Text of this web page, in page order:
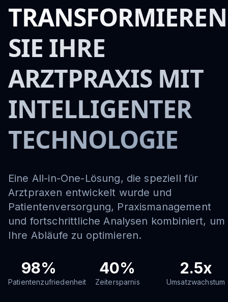
TRANSFORMIEREN
SIE IHRE
ARZTPRAXIS MIT
INTELLIGENTER
TECHNOLOGIE
Eine All-in-One-Lösung, die speziell für
Arztpraxen entwickelt wurde und
Patientenversorgung, Praxismanagement
und fortschrittliche Analysen kombiniert, um
Ihre Abläufe zu optimieren.
98%
Patientenzufriedenheit
40%
Zeitersparnis
2.5x
Umsatzwachstum